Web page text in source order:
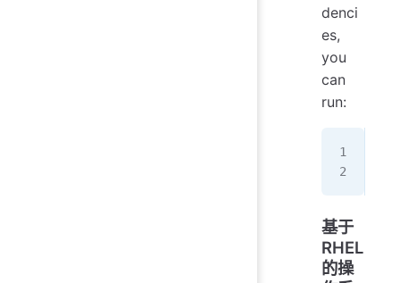
denci
es,
you
can
run:
基于
RHEL
的操